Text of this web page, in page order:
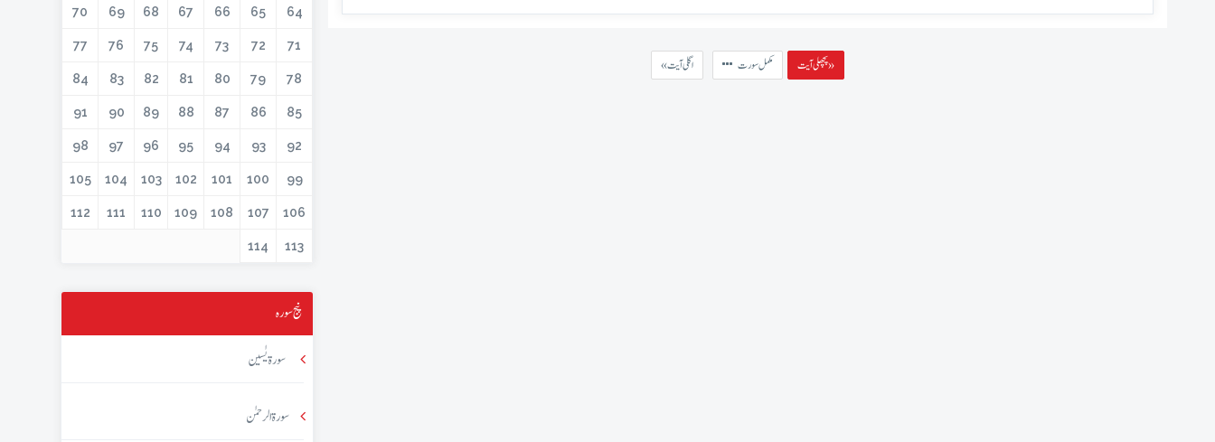
پچھلی آیت » مکمل سورت « اگلی آیت
64
65
66
67
68
69
70
71
72
73
74
75
76
77
78
79
80
81
82
83
84
85
86
87
88
89
90
91
92
93
94
95
96
97
98
99
100
101
102
103
104
105
106
107
108
109
110
111
112
113
114
پنج سورہ
سورۃ یٰسین
سورۃ الرحمٰن